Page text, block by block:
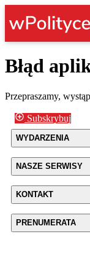
Błąd
Przepraszamy,
Subskrybuj
WYDARZENIA
NASZE SERWISY
KONTAKT
PRENUMERATA